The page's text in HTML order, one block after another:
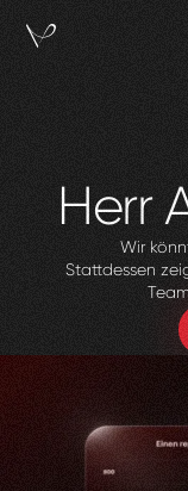
Herr
Wir
Stattdessen